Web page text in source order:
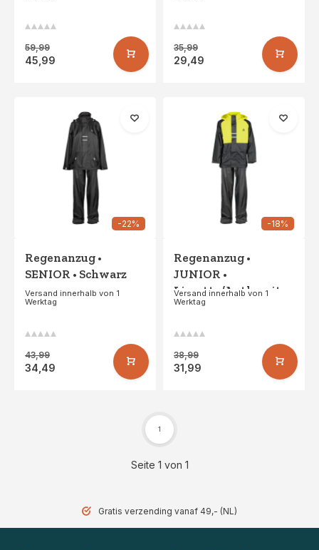
59,99
45,99
35,99
29,49
-22%
Regenanzug •
SENIOR • Schwarz
Versand innerhalb von 1
Werktag
43,99
34,49
-18%
Regenanzug •
JUNIOR •
Limette/Anthrazit
Versand innerhalb von 1
Werktag
38,99
31,99
Seite 1 von 1
1
Gratis verzending vanaf 49,- (NL)